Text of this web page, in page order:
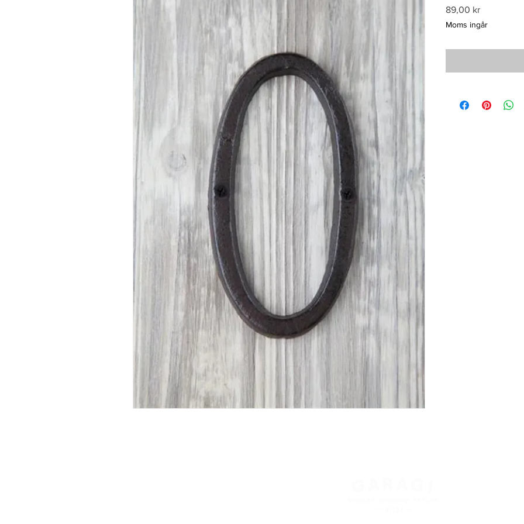
89,00 krPris
Moms ingår